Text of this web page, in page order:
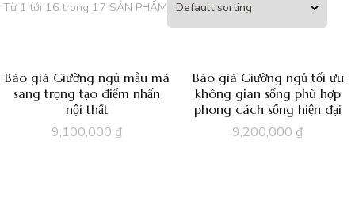
Từ 1 tới 16 trong 17 SẢN PHẨM
Báo giá Giường ngủ mẫu mã
sang trọng tạo điểm nhấn
nội thất
9,100,000 ₫
Báo giá Giường ngủ tối ưu
không gian sống phù hợp
phong cách sống hiện đại
9,200,000 ₫